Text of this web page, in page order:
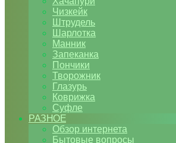
Чизкейк
Штрудель
Шарлотка
Манник
Запеканка
Пончики
Творожник
Глазурь
Коврижка
Суфле
РАЗНОЕ
Обзор интернета
Бытовые вопросы